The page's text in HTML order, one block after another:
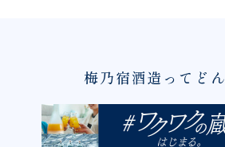
梅乃宿酒造ってど